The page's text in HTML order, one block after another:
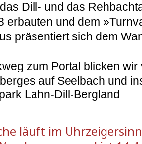
Dill- und das
erbauten und dem
präsentiert sich dem
zum Portal blicken
auf Seelbach und
Lahn-Dill-Bergland
läuft im Uhrzeigersinn